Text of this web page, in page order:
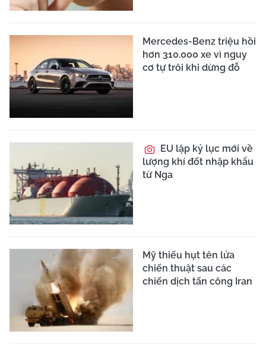
Mercedes-Benz triệu hồi
hơn 310.000 xe vì nguy
cơ tự trôi khi dừng đỗ
EU lập kỷ lục mới về
lượng khí đốt nhập khẩu
từ Nga
Mỹ thiếu hụt tên lửa
chiến thuật sau các
chiến dịch tấn công Iran